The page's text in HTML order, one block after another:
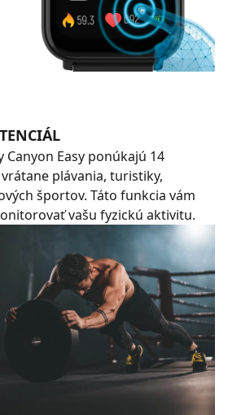
Easy ponúkajú 14
plávania, turistiky,
športov. Táto funkcia vám
vašu fyzickú aktivitu.